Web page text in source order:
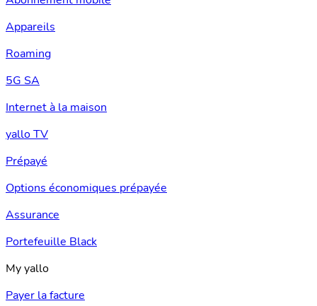
Appareils
Roaming
5G SA
Internet à la maison
yallo TV
Prépayé
Options économiques prépayée
Assurance
Portefeuille Black
My yallo
Payer la facture